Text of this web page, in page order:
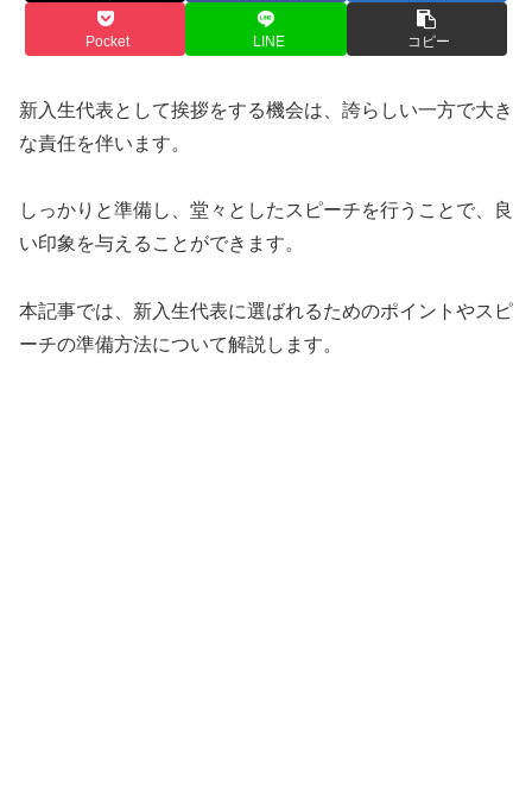
Pocket LINE コピー
新入生代表として挨拶をする機会は、誇らしい一方で大き
な責任を伴います。
しっかりと準備し、堂々としたスピーチを行うことで、良
い印象を与えることができます。
本記事では、新入生代表に選ばれるためのポイントやスピ
ーチの準備方法について解説します。